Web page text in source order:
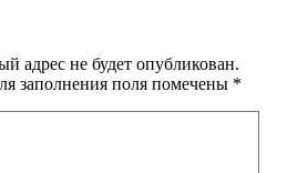
адрес не будет опубликован.
заполнения поля помечены *